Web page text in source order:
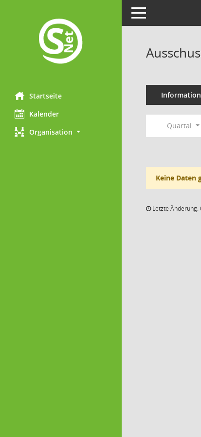
Startseite
Kalender
Organisation
Toggle navigation
Quartal
Keine Daten
Letzte Änderung: